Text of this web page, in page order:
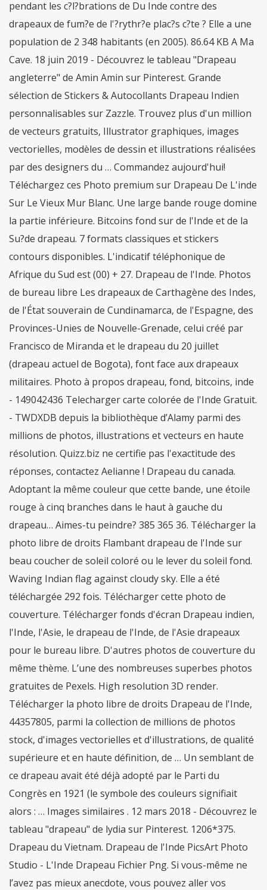
pendant les c?l?brations de Du Inde contre des
drapeaux de fum?e de l'?rythr?e plac?s c?te ? Elle a une
population de 2 348 habitants (en 2005). 86.64 KB A Ma
Cave. 18 juin 2019 - Découvrez le tableau "Drapeau
angleterre" de Amin Amin sur Pinterest. Grande
sélection de Stickers & Autocollants Drapeau Indien
personnalisables sur Zazzle. Trouvez plus d'un million
de vecteurs gratuits, Illustrator graphiques, images
vectorielles, modèles de dessin et illustrations réalisées
par des designers du … Commandez aujourd'hui!
Téléchargez ces Photo premium sur Drapeau De L'inde
Sur Le Vieux Mur Blanc. Une large bande rouge domine
la partie inférieure. Bitcoins fond sur de l'Inde et de la
Su?de drapeau. 7 formats classiques et stickers
contours disponibles. L'indicatif téléphonique de
Afrique du Sud est (00) + 27. Drapeau de l'Inde. Photos
de bureau libre Les drapeaux de Carthagène des Indes,
de l'État souverain de Cundinamarca, de l'Espagne, des
Provinces-Unies de Nouvelle-Grenade, celui créé par
Francisco de Miranda et le drapeau du 20 juillet
(drapeau actuel de Bogota), font face aux drapeaux
militaires. Photo à propos drapeau, fond, bitcoins, inde
- 149042436 Telecharger carte colorée de l'Inde Gratuit.
- TWDXDB depuis la bibliothèque d’Alamy parmi des
millions de photos, illustrations et vecteurs en haute
résolution. Quizz.biz ne certifie pas l'exactitude des
réponses, contactez Aelianne ! Drapeau du canada.
Adoptant la même couleur que cette bande, une étoile
rouge à cinq branches dans le haut à gauche du
drapeau… Aimes-tu peindre? 385 365 36. Télécharger la
photo libre de droits Flambant drapeau de l'Inde sur
beau coucher de soleil coloré ou le lever du soleil fond.
Waving Indian flag against cloudy sky. Elle a été
téléchargée 292 fois. Télécharger cette photo de
couverture. Télécharger fonds d'écran Drapeau indien,
l'Inde, l'Asie, le drapeau de l'Inde, de l'Asie drapeaux
pour le bureau libre. D'autres photos de couverture du
même thème. L’une des nombreuses superbes photos
gratuites de Pexels. High resolution 3D render.
Télécharger la photo libre de droits Drapeau de l'Inde,
44357805, parmi la collection de millions de photos
stock, d'images vectorielles et d'illustrations, de qualité
supérieure et en haute définition, de … Un semblant de
ce drapeau avait été déjà adopté par le Parti du
Congrès en 1921 (le symbole des couleurs signifiait
alors : … Images similaires . 12 mars 2018 - Découvrez le
tableau "drapeau" de lydia sur Pinterest. 1206*375.
Drapeau du Vietnam. Drapeau de l'Inde PicsArt Photo
Studio - L'Inde Drapeau Fichier Png. Si vous-même ne
l’avez pas mieux anecdote, vous pouvez aller vos